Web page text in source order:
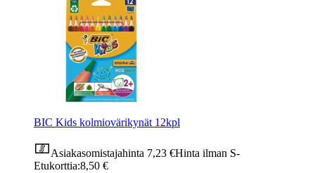
BIC Kids kolmiovärikynät 12kpl
Asiakasomistajahinta 7,23 €Hinta ilman S-
Etukorttia:8,50 €